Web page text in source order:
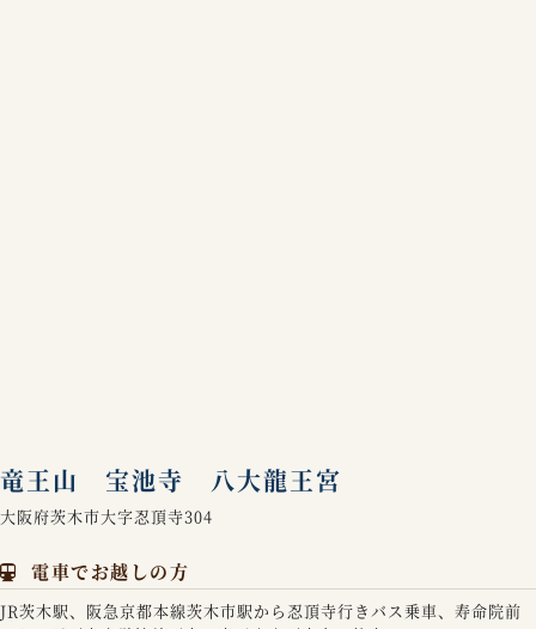
竜王山 宝池寺 八大龍王宮
大阪府茨木市大字忍頂寺304
電車でお越しの方
JR茨木駅、阪急京都本線茨木市駅から忍頂寺行きバス乗車、寿命院前